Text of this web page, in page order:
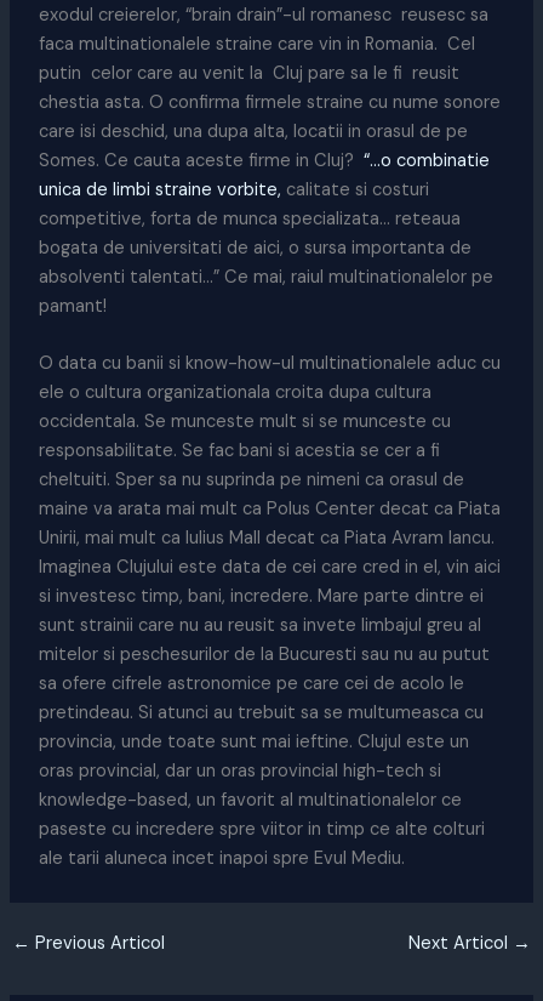
exodul creierelor, “brain drain”-ul romanesc reusesc sa
faca multinationalele straine care vin in Romania. Cel
putin celor care au venit la Cluj pare sa le fi reusit
chestia asta. O confirma firmele straine cu nume sonore
care isi deschid, una dupa alta, locatii in orasul de pe
Somes. Ce cauta aceste firme in Cluj? “…o combinatie
unica de limbi straine vorbite, calitate si costuri
competitive, forta de munca specializata… reteaua
bogata de universitati de aici, o sursa importanta de
absolventi talentati…” Ce mai, raiul multinationalelor pe
pamant!
O data cu banii si know-how-ul multinationalele aduc cu
ele o cultura organizationala croita dupa cultura
occidentala. Se munceste mult si se munceste cu
responsabilitate. Se fac bani si acestia se cer a fi
cheltuiti. Sper sa nu suprinda pe nimeni ca orasul de
maine va arata mai mult ca Polus Center decat ca Piata
Unirii, mai mult ca Iulius Mall decat ca Piata Avram Iancu.
Imaginea Clujului este data de cei care cred in el, vin aici
si investesc timp, bani, incredere. Mare parte dintre ei
sunt strainii care nu au reusit sa invete limbajul greu al
mitelor si peschesurilor de la Bucuresti sau nu au putut
sa ofere cifrele astronomice pe care cei de acolo le
pretindeau. Si atunci au trebuit sa se multumeasca cu
provincia, unde toate sunt mai ieftine. Clujul este un
oras provincial, dar un oras provincial high-tech si
knowledge-based, un favorit al multinationalelor ce
paseste cu incredere spre viitor in timp ce alte colturi
ale tarii aluneca incet inapoi spre Evul Mediu.
← Previous Articol Next Articol →